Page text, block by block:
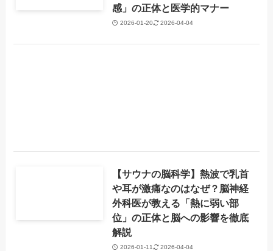
感」の正体と医学的マナー
2026-01-20 2026-04-04
【サウナの脳科学】熱波で乳首
や耳が激痛なのはなぜ？脳神経
外科医が教える「熱に弱い部
位」の正体と脳への影響を徹底
解説
2026-01-11 2026-04-04